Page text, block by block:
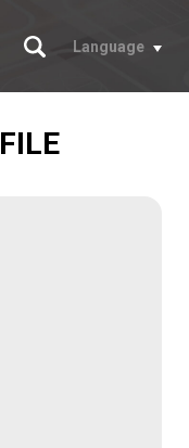
Chercher
Language
FILE